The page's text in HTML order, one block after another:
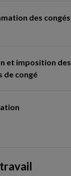
des congés
et imposition des
de congé